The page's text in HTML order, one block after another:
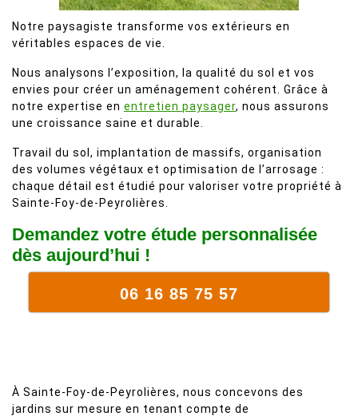
Notre paysagiste transforme vos extérieurs en
véritables espaces de vie.
Nous analysons l’exposition, la qualité du sol et vos
envies pour créer un aménagement cohérent. Grâce à
notre expertise en entretien paysager, nous assurons
une croissance saine et durable.
Travail du sol, implantation de massifs, organisation
des volumes végétaux et optimisation de l’arrosage :
chaque détail est étudié pour valoriser votre propriété à
Sainte-Foy-de-Peyrolières.
Demandez votre étude personnalisée
dès aujourd’hui !
06 16 85 75 57
À Sainte-Foy-de-Peyrolières, nous concevons des
jardins sur mesure en tenant compte de